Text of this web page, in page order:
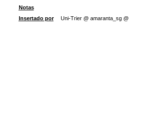
Notas
Insertado por
Uni-Trier @ amaranta_sg @